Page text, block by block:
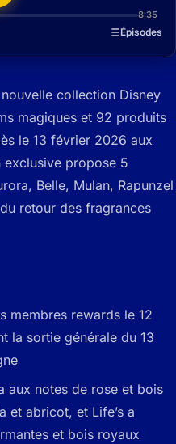
8:35
Épisodes
collection Disney
magiques et 92 produits
le 13 février 2026 aux
exclusive propose 5
Belle, Mulan, Rapunzel
retour des fragrances
membres rewards le 12
la sortie générale du 13
aux notes de rose et bois
et abricot, et Life’s a
et bois royaux